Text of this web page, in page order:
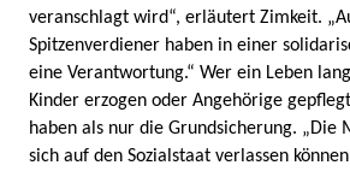
veranschlagt wird“, erläutert Zimkeit.
Spitzenverdiener haben in einer
eine Verantwortung.“ Wer ein Leben
Kinder erzogen oder Angehörige
haben als nur die Grundsicherung. „Die
sich auf den Sozialstaat verlassen